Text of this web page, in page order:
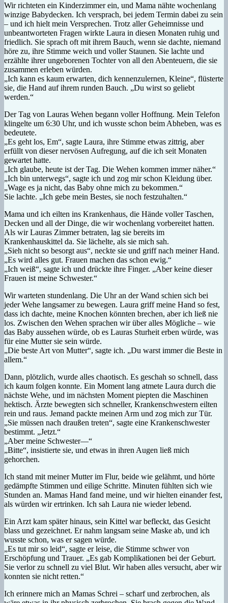
Wir richteten ein Kinderzimmer ein, und Mama nähte wochenlang
winzige Babydecken. Ich versprach, bei jedem Termin dabei zu sein
– und ich hielt mein Versprechen. Trotz aller Geheimnisse und
unbeantworteten Fragen wirkte Laura in diesen Monaten ruhig und
friedlich. Sie sprach oft mit ihrem Bauch, wenn sie dachte, niemand
höre zu, ihre Stimme weich und voller Staunen. Sie lachte und
erzählte ihrer ungeborenen Tochter von all den Abenteuern, die sie
zusammen erleben würden.
„Ich kann es kaum erwarten, dich kennenzulernen, Kleine“, flüsterte
sie, die Hand auf ihrem runden Bauch. „Du wirst so geliebt
werden.“
Der Tag von Lauras Wehen begann voller Hoffnung. Mein Telefon
klingelte um 6:30 Uhr, und ich wusste schon beim Abheben, was es
bedeutete.
„Es geht los, Em“, sagte Laura, ihre Stimme etwas zittrig, aber
erfüllt von dieser nervösen Aufregung, auf die ich seit Monaten
gewartet hatte.
„Ich glaube, heute ist der Tag. Die Wehen kommen immer näher.“
„Ich bin unterwegs“, sagte ich und zog mir schon Kleidung über.
„Wage es ja nicht, das Baby ohne mich zu bekommen.“
Sie lachte. „Ich gebe mein Bestes, sie noch festzuhalten.“
Mama und ich eilten ins Krankenhaus, die Hände voller Taschen,
Decken und all der Dinge, die wir wochenlang vorbereitet hatten.
Als wir Lauras Zimmer betraten, lag sie bereits im
Krankenhauskittel da. Sie lächelte, als sie mich sah.
„Sieh nicht so besorgt aus“, neckte sie und griff nach meiner Hand.
„Es wird alles gut. Frauen machen das schon ewig.“
„Ich weiß“, sagte ich und drückte ihre Finger. „Aber keine dieser
Frauen ist meine Schwester.“
Wir warteten stundenlang. Die Uhr an der Wand schien sich bei
jeder Wehe langsamer zu bewegen. Laura griff meine Hand so fest,
dass ich dachte, meine Knochen könnten brechen, aber ich ließ nie
los. Zwischen den Wehen sprachen wir über alles Mögliche – wie
das Baby aussehen würde, ob es Lauras Sturheit erben würde, was
für eine Mutter sie sein würde.
„Die beste Art von Mutter“, sagte ich. „Du warst immer die Beste in
allem.“
Dann, plötzlich, wurde alles chaotisch. Es geschah so schnell, dass
ich kaum folgen konnte. Ein Moment lang atmete Laura durch die
nächste Wehe, und im nächsten Moment piepten die Maschinen
hektisch. Ärzte bewegten sich schneller, Krankenschwestern eilten
rein und raus. Jemand packte meinen Arm und zog mich zur Tür.
„Sie müssen nach draußen treten“, sagte eine Krankenschwester
bestimmt. „Jetzt.“
„Aber meine Schwester—“
„Bitte“, insistierte sie, und etwas in ihren Augen ließ mich
gehorchen.
Ich stand mit meiner Mutter im Flur, beide wie gelähmt, und hörte
gedämpfte Stimmen und eilige Schritte. Minuten fühlten sich wie
Stunden an. Mamas Hand fand meine, und wir hielten einander fest,
als würden wir ertrinken. Ich sah Laura nie wieder lebend.
Ein Arzt kam später hinaus, sein Kittel war befleckt, das Gesicht
blass und gezeichnet. Er nahm langsam seine Maske ab, und ich
wusste schon, was er sagen würde.
„Es tut mir so leid“, sagte er leise, die Stimme schwer von
Erschöpfung und Trauer. „Es gab Komplikationen bei der Geburt.
Sie verlor zu schnell zu viel Blut. Wir haben alles versucht, aber wir
konnten sie nicht retten.“
Ich erinnere mich an Mamas Schrei – scharf und zerbrochen, als